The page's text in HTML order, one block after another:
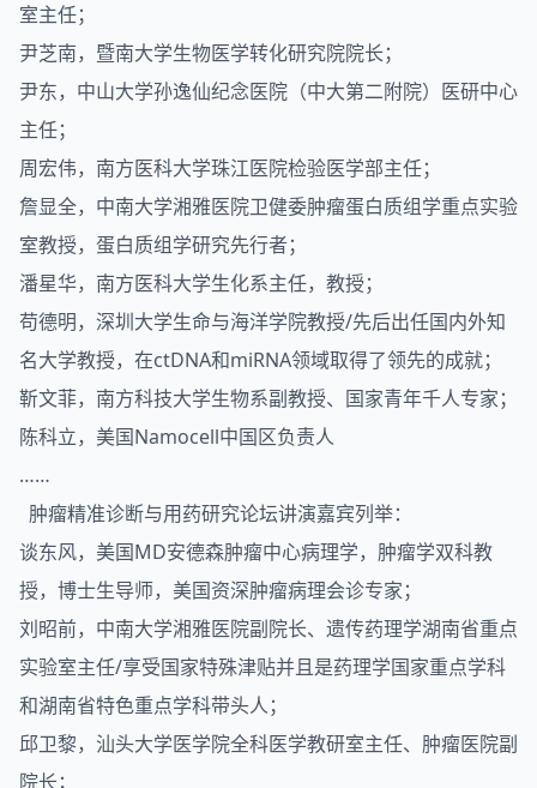
室主任；
尹芝南，暨南大学生物医学转化研究院院长；
尹东，中山大学孙逸仙纪念医院（中大第二附院）医研中心
主任；
周宏伟，南方医科大学珠江医院检验医学部主任；
詹显全，中南大学湘雅医院卫健委肿瘤蛋白质组学重点实验
室教授，蛋白质组学研究先行者；
潘星华，南方医科大学生化系主任，教授；
苟德明，深圳大学生命与海洋学院教授/先后出任国内外知
名大学教授，在ctDNA和miRNA领域取得了领先的成就；
靳文菲，南方科技大学生物系副教授、国家青年千人专家；
陈科立，美国Namocell中国区负责人
……
肿瘤精准诊断与用药研究论坛讲演嘉宾列举：
谈东风，美国MD安德森肿瘤中心病理学，肿瘤学双科教
授，博士生导师，美国资深肿瘤病理会诊专家；
刘昭前，中南大学湘雅医院副院长、遗传药理学湖南省重点
实验室主任/享受国家特殊津贴并且是药理学国家重点学科
和湖南省特色重点学科带头人；
邱卫黎，汕头大学医学院全科医学教研室主任、肿瘤医院副
院长；